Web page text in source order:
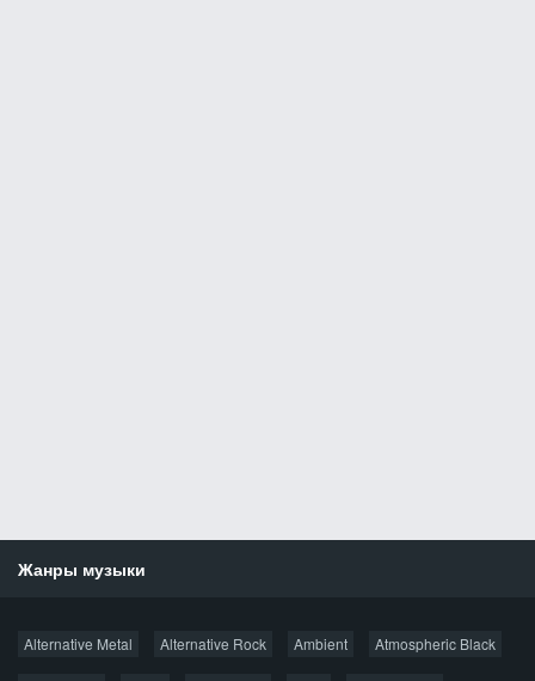
Жанры музыки
Alternative Metal Alternative Rock Ambient Atmospheric Black
Новые раздачи